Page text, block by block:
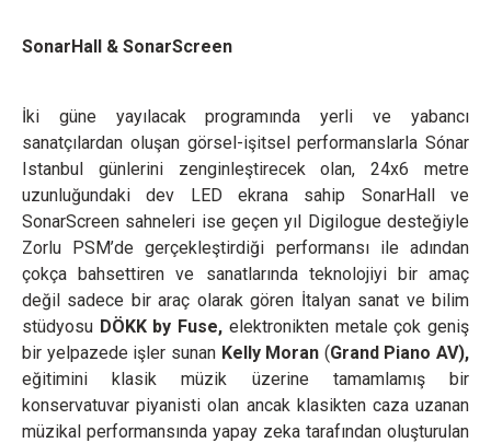
SonarHall & SonarScreen
İki güne yayılacak programında yerli ve yabancı
sanatçılardan oluşan görsel-işitsel performanslarla Sónar
Istanbul günlerini zenginleştirecek olan, 24x6 metre
uzunluğundaki dev LED ekrana sahip SonarHall ve
SonarScreen sahneleri ise geçen yıl Digilogue desteğiyle
Zorlu PSM’de gerçekleştirdiği performansı ile adından
çokça bahsettiren ve sanatlarında teknolojiyi bir amaç
değil sadece bir araç olarak gören İtalyan sanat ve bilim
stüdyosu DÖKK by Fuse, elektronikten metale çok geniş
bir yelpazede işler sunan Kelly Moran (Grand Piano AV),
eğitimini klasik müzik üzerine tamamlamış bir
konservatuvar piyanisti olan ancak klasikten caza uzanan
müzikal performansında yapay zeka tarafından oluşturulan